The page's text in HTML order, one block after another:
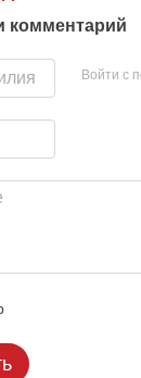
комментарий
Войти с